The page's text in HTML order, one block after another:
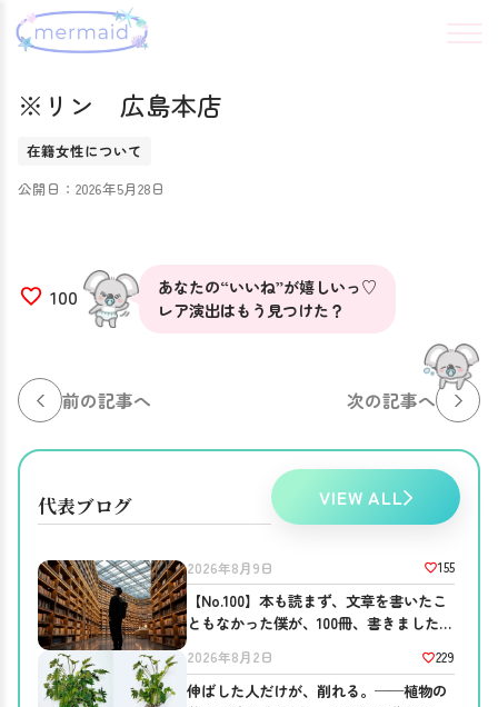
※リン 広島本店
在籍女性について
公開日：2026年5月28日
100
あなたの“いいね”が嬉しいっ♡
レア演出はもう見つけた？
前の記事へ 次の記事へ
代表ブログ VIEW ALL
2026年8月9日 155
【No.100】本も読まず、文章を書いたこ
ともなかった僕が、100冊、書きました。
2026年8月2日 229
伸ばした人だけが、削れる。──植物の